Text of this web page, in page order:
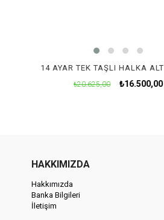
14 AYAR TEK TAŞLI HALKA
₺16.500,00
₺20.625,00
HAKKIMIZDA
Hakkımızda
Banka Bilgileri
İletişim